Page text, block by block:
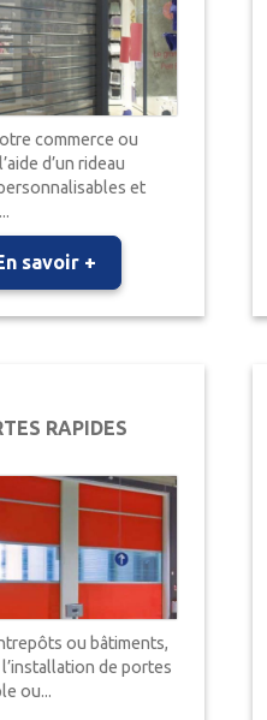
commerce ou
d’un rideau
et
savoir +
RAPIDES
ou bâtiments,
de portes
ou...